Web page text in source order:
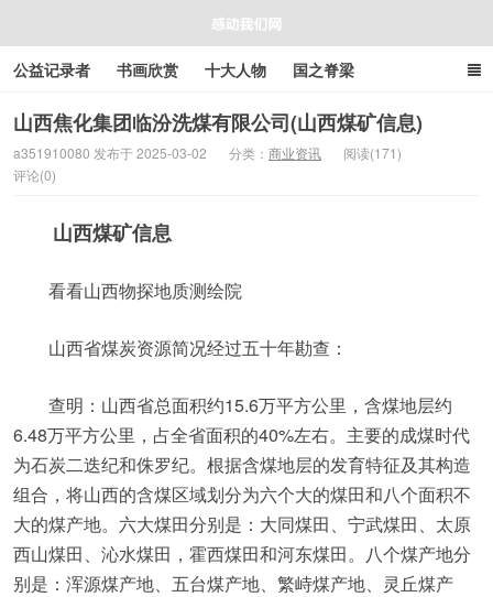
公益记录者 书画欣赏 十大人物 国之脊梁
好人好事 感人资讯 商业资讯 在线工具箱
山西焦化集团临汾洗煤有限公司(山西煤矿信息)
a351910080 发布于 2025-03-02 分类： 商业资讯
阅读(171)
评论(0)
山西煤矿信息
看看山西物探地质测绘院
山西省煤炭资源简况经过五十年勘查：
查明：山西省总面积约15.6万平方公里，含煤地层约
6.48万平方公里，占全省面积的40%左右。主要的成煤时代
为石炭二迭纪和侏罗纪。根据含煤地层的发育特征及其构造
组合，将山西的含煤区域划分为六个大的煤田和八个面积不
大的煤产地。六大煤田分别是：大同煤田、宁武煤田、太原
西山煤田、沁水煤田，霍西煤田和河东煤田。八个煤产地分
别是：浑源煤产地、五台煤产地、繁峙煤产地、灵丘煤产